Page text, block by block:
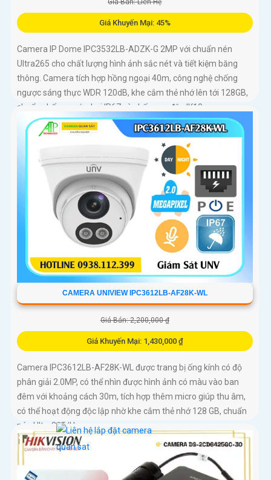
Giá Bán: Liên Hệ
Giá Khuyến Mại: 45%
Camera IP Dome IPC3532LB-ADZK-G 2MP với chuẩn nén
Ultra265 cho chất lượng hình ảnh sắc nét và tiết kiệm băng
thông. Camera tích hợp hồng ngoại 40m, công nghệ chống
ngược sáng thực WDR 120dB, khe cắm thẻ nhớ lên tới 128GB,
chuẩn chống nước, bụi IP67 và chống va đập IK10
CAMERA UNIVIEW IPC3612LB-AF28K-WL
Giá Bán: 2,200,000 ₫
Giá Khuyến Mại: 1,430,000 ₫
Camera IPC3612LB-AF28K-WL được trang bị ống kính có độ
phân giải 2.0MP, có thể nhìn được hình ảnh có màu vào ban
đêm với khoảng cách 30m, tích hợp thêm micro giúp thu âm,
có thể hoạt động độc lập nhờ khe cắm thẻ nhớ 128 GB, chuẩn
nén Ultra265/H